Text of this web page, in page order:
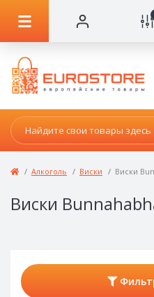
Алкоголь Виски Виски
Виски